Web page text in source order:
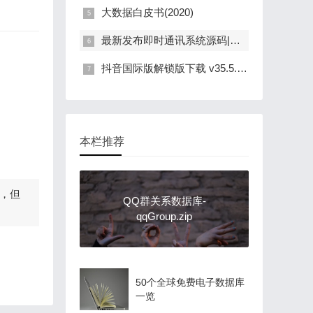
但
大数据白皮书(2020)
最新发布即时通讯系统源码|带安装教程|可部署
抖音国际版解锁版下载 v35.5.4 去广告 免拔卡 最新版TikTok
本栏推荐
QQ群关系数据库-
qqGroup.zip
50个全球免费电子数据库
一览